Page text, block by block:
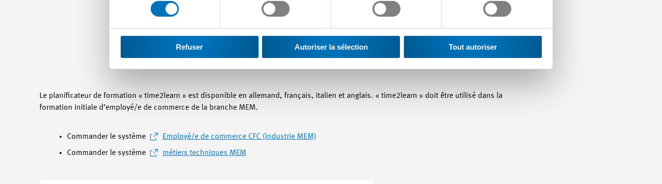
Refuser Autoriser la sélection Tout autoriser
Le planificateur de formation « time2learn » est disponible en allemand, français, italien et anglais. « time2learn » doit être utilisé dans la
formation initiale d’employé/e de commerce de la branche MEM.
Commander le système Employé/e de commerce CFC (industrie MEM)
Commander le système métiers techniques MEM